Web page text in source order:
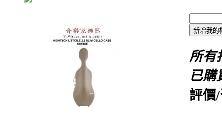
所有
已購
評價